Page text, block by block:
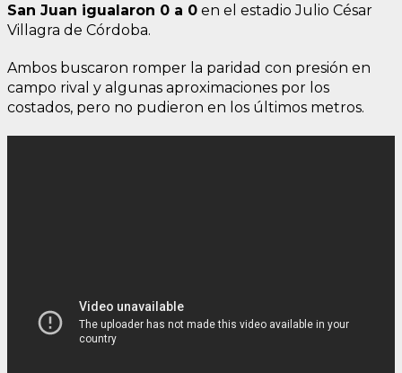
San Juan igualaron 0 a 0 en el estadio Julio César
Villagra de Córdoba.
Ambos buscaron romper la paridad con presión en
campo rival y algunas aproximaciones por los
costados, pero no pudieron en los últimos metros.